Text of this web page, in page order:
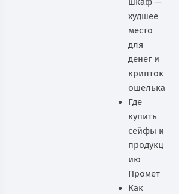
худшее
место
для
денег и
крипток
ошелька
Где
купить
сейфы и
продукц
ию
Промет
Как